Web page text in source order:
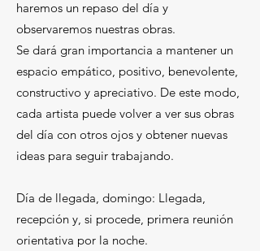
haremos un repaso del día y
observaremos nuestras obras.
Se dará gran importancia a mantener un
espacio empático, positivo, benevolente,
constructivo y apreciativo. De este modo,
cada artista puede volver a ver sus obras
del día con otros ojos y obtener nuevas
ideas para seguir trabajando.
Día de llegada, domingo: Llegada,
recepción y, si procede, primera reunión
orientativa por la noche.